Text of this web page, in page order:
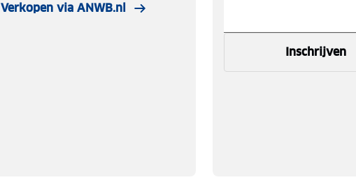
Verkopen via ANWB.nl
Inschrijven